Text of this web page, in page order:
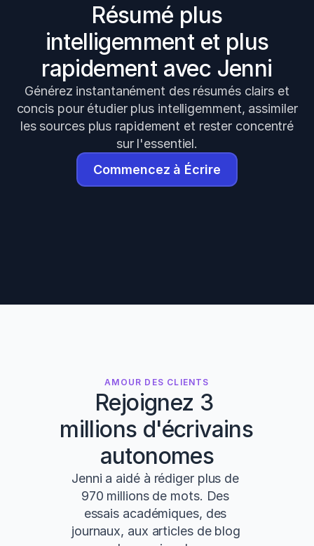
Résumé plus
intelligemment et plus
rapidement avec Jenni
Générez instantanément des résumés clairs et
concis pour étudier plus intelligemment, assimiler
les sources plus rapidement et rester concentré
sur l'essentiel.
Commencez à Écrire
AMOUR DES CLIENTS
Rejoignez 3
millions d'écrivains
autonomes
Jenni a aidé à rédiger plus de
970 millions de mots. Des
essais académiques, des
journaux, aux articles de blog